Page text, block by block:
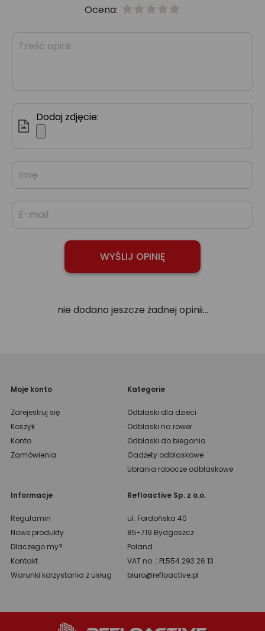
Ocena:
Dodaj zdjęcie:
nie dodano jeszcze żadnej opinii...
Moje konto
Zarejestruj się
Koszyk
Konto
Zamówienia
Kategorie
Odblaski dla dzieci
Odblaski na rower
Odblaski do biegania
Gadżety odblaskowe
Ubrania robocze odblaskowe
Informacje
Regulamin
Nowe produkty
Dlaczego my?
Kontakt
Warunki korzystania z usług
Refloactive Sp. z o.o.
ul. Fordońska 40
85-719 Bydgoszcz
Poland
VAT no. : PL554 293 26 13
biuro@refloactive.pl